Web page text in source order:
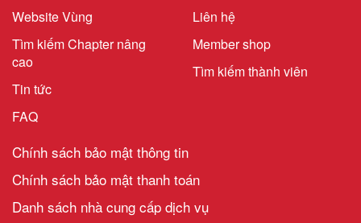
Website Vùng
Tìm kiếm Chapter nâng
cao
Tin tức
FAQ
Liên hệ
Member shop
Tìm kiếm thành viên
Chính sách bảo mật thông tin
Chính sách bảo mật thanh toán
Danh sách nhà cung cấp dịch vụ